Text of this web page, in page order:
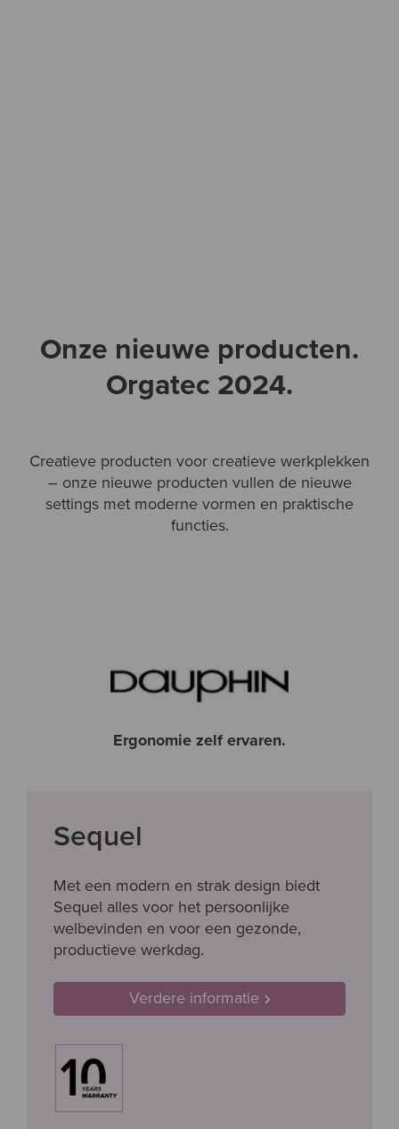
Onze nieuwe producten.
Orgatec 2024.
Creatieve producten voor creatieve werkplekken
– onze nieuwe producten vullen de nieuwe
settings met moderne vormen en praktische
functies.
Ergonomie zelf ervaren.
Sequel
Met een modern en strak design biedt
Sequel alles voor het persoonlijke
welbevinden en voor een gezonde,
productieve werkdag.
Verdere informatie